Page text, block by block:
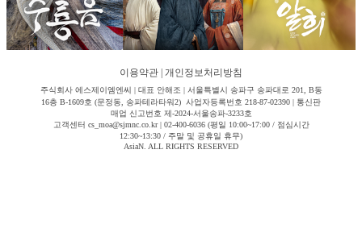
이용약관 개인정보처리방침
주식회사 에스제이엠엔씨 | 대표 안해조 | 서울특별시 송파구 송파대로 201, B동
16층 B-1609호 (문정동, 송파테라타워2) 사업자등록번호 218-87-02390 | 통신판
매업 신고번호 제-2024-서울송파-3233호
고객센터 cs_moa@sjmnc.co.kr | 02-400-6036 (평일 10:00~17:00 / 점심시간
12:30~13:30 / 주말 및 공휴일 휴무)
AsiaN. ALL RIGHTS RESERVED